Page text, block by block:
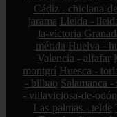
Cádiz - chiclana-
jarama Lleida -
la-victoria
mérida Huelva -
Valencia - alfafar
montgrí Huesca -
- bilbao Salamanca -
- villaviciosa-de-odón
Las-palmas - telde